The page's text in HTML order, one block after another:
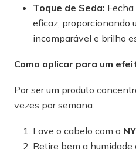
Toque de Seda:
eficaz, proporcionando
incomparável e brilho
Como aplicar para um
Por ser um produto
vezes por semana:
Lave o cabelo com o
Retire bem a humidade